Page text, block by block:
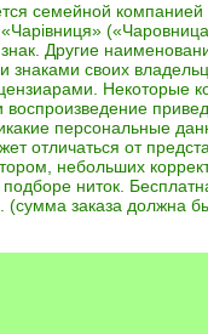
семейной компанией
Другие
знаками своих
Некоторые
персональные
отличаться от
небольших
ниток.
(сумма заказа должна